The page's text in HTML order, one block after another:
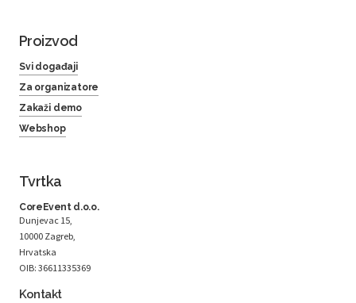
Proizvod
Svi događaji
Za organizatore
Zakaži demo
Webshop
Tvrtka
CoreEvent d.o.o.
Dunjevac 15,
10000 Zagreb,
Hrvatska
OIB: 36611335369
Kontakt